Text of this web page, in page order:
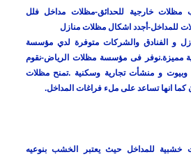
مظلات خارجية للحدائق-مظلات مداخل فلل
للمداخل-أجدد اشكال مظلات منازل
و الفنادق والشركات متوفرة لدي مؤسسة
مميزة.نوفر فى مؤسسة مظلات الرياض-نقوم
و منشأت تجارية وسكنية .تمنح مظلات
انها تساعد على ملء فراغات المداخل.
خشبية للمداخل حيث يعتبر الخشب بنوعيه